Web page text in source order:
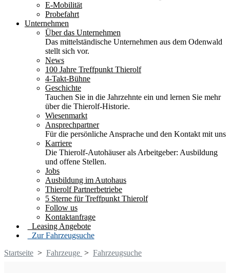
E-Mobilität
Probefahrt
Unternehmen
Über das Unternehmen
Das mittelständische Unternehmen aus dem Odenwald
stellt sich vor.
News
100 Jahre Treffpunkt Thierolf
4-Takt-Bühne
Geschichte
Tauchen Sie in die Jahrzehnte ein und lernen Sie mehr
über die Thierolf-Historie.
Wiesenmarkt
Ansprechpartner
Für die persönliche Ansprache und den Kontakt mit uns
Karriere
Die Thierolf-Autohäuser als Arbeitgeber: Ausbildung
und offene Stellen.
Jobs
Ausbildung im Autohaus
Thierolf Partnerbetriebe
5 Sterne für Treffpunkt Thierolf
Follow us
Kontaktanfrage
Leasing Angebote
Zur Fahrzeugsuche
Startseite > Fahrzeuge > Fahrzeugsuche